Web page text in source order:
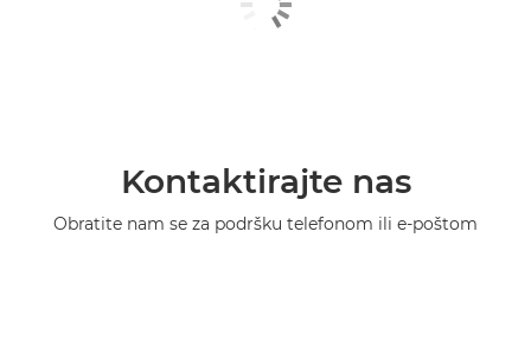
Kontaktirajte nas
Obratite nam se za podršku telefonom ili e-poštom